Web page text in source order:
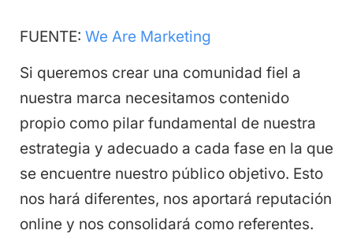
FUENTE: We Are Marketing
Si queremos crear una comunidad fiel a
nuestra marca necesitamos contenido
propio como pilar fundamental de nuestra
estrategia y adecuado a cada fase en la que
se encuentre nuestro público objetivo. Esto
nos hará diferentes, nos aportará reputación
online y nos consolidará como referentes.